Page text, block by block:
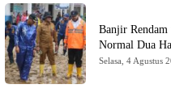
Banjir Rendam
Normal Dua
Selasa, 4 Agustus